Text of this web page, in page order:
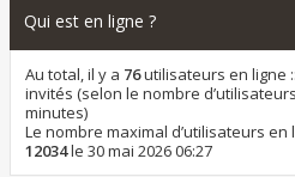
Qui est en ligne ?
Au total, il y a 76utilisateurs en ligne
invités (selon le nombre
minutes)
Le nombre maximal d’utilisateurs
12034le 30 mai 2026 06:27